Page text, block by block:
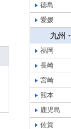
徳島
愛媛
九州
福岡
長崎
宮崎
熊本
鹿児島
佐賀